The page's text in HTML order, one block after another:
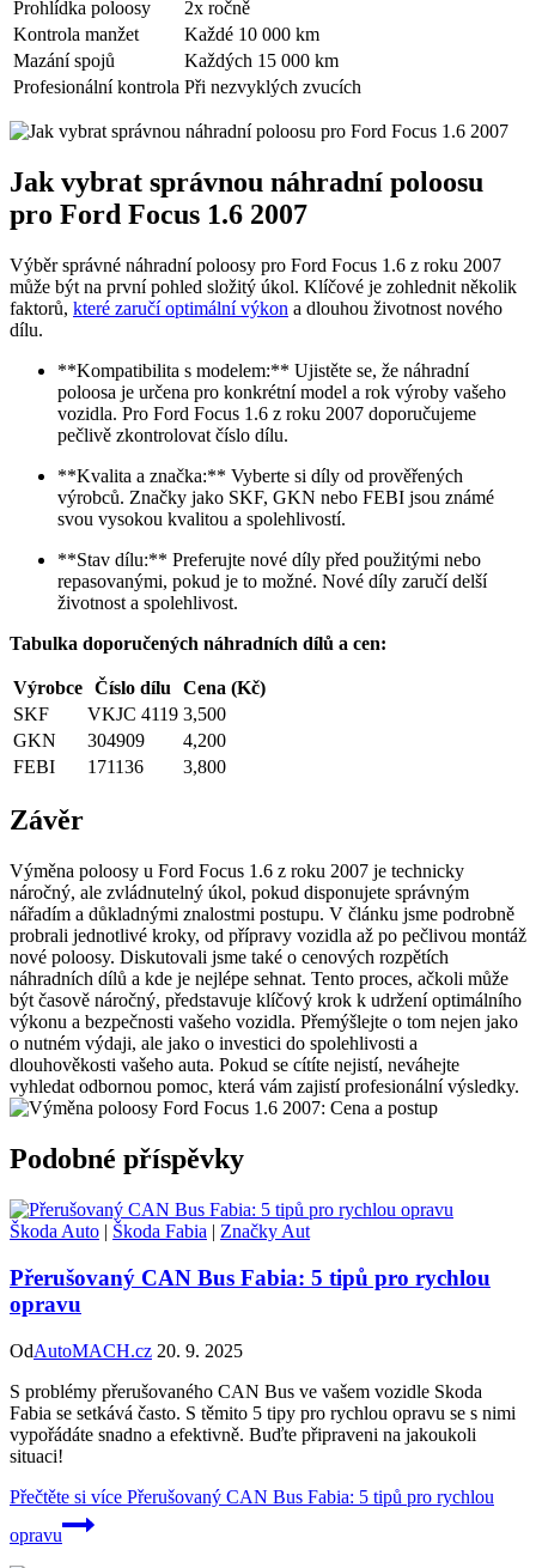
Prohlídka poloosy
2x ročně
Kontrola manžet
Každé 10 000 km
Mazání spojů
Každých 15 000 km
Profesionální kontrola Při nezvyklých zvucích
Jak vybrat správnou náhradní poloosu
pro Ford Focus 1.6 2007
Výběr správné náhradní poloosy pro Ford Focus 1.6 z roku 2007
může být na první pohled složitý úkol. Klíčové je zohlednit několik
faktorů, které zaručí optimální výkon a dlouhou životnost nového
dílu.
**Kompatibilita s modelem:** Ujistěte se, že náhradní
poloosa je určena pro konkrétní model a rok výroby vašeho
vozidla. Pro Ford Focus 1.6 z roku 2007 doporučujeme
pečlivě zkontrolovat číslo dílu.
**Kvalita a značka:** Vyberte si díly od prověřených
výrobců. Značky jako SKF, GKN nebo FEBI jsou známé
svou vysokou kvalitou a spolehlivostí.
**Stav dílu:** Preferujte nové díly před použitými nebo
repasovanými, pokud je to možné. Nové díly zaručí delší
životnost a spolehlivost.
Tabulka doporučených náhradních dílů a cen:
Výrobce Číslo dílu
Cena (Kč)
SKF
VKJC 4119 3,500
GKN
304909
4,200
FEBI
171136 3,800
Závěr
Výměna poloosy u Ford Focus 1.6 z roku 2007 je technicky
náročný, ale zvládnutelný úkol, pokud disponujete správným
nářadím a důkladnými znalostmi postupu. V článku jsme podrobně
probrali jednotlivé kroky, od přípravy vozidla až po pečlivou montáž
nové poloosy. Diskutovali jsme také o cenových rozpětích
náhradních dílů a kde je nejlépe sehnat. Tento proces, ačkoli může
být časově náročný, představuje klíčový krok k udržení optimálního
výkonu a bezpečnosti vašeho vozidla. Přemýšlejte o tom nejen jako
o nutném výdaji, ale jako o investici do spolehlivosti a
dlouhověkosti vašeho auta. Pokud se cítíte nejistí, neváhejte
vyhledat odbornou pomoc, která vám zajistí profesionální výsledky.
Podobné příspěvky
Škoda Auto | Škoda Fabia | Značky Aut
Přerušovaný CAN Bus Fabia: 5 tipů pro rychlou
opravu
OdAutoMACH.cz 20. 9. 2025
S problémy přerušovaného CAN Bus ve vašem vozidle Skoda
Fabia se setkává často. S těmito 5 tipy pro rychlou opravu se s nimi
vypořádáte snadno a efektivně. Buďte připraveni na jakoukoli
situaci!
Přečtěte si více Přerušovaný CAN Bus Fabia: 5 tipů pro rychlou
opravu